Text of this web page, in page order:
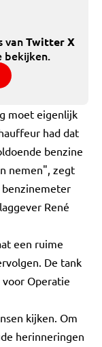
vanTwitter X
bekijken.
moet eigenlijk
had dat
benzine
nemen", zegt
benzinemeter
René
een ruime
De tank
voor Operatie
kijken. Om
herinneringen